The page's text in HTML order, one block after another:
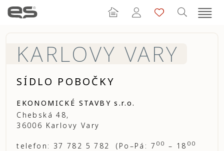
KARLOVY VARY
SÍDLO POBOČKY
EKONOMICKÉ STAVBY s.r.o.
Chebská 48,
36006 Karlovy Vary
telefon: 37 782 5 782 (Po–Pá: 7 00 – 18 00